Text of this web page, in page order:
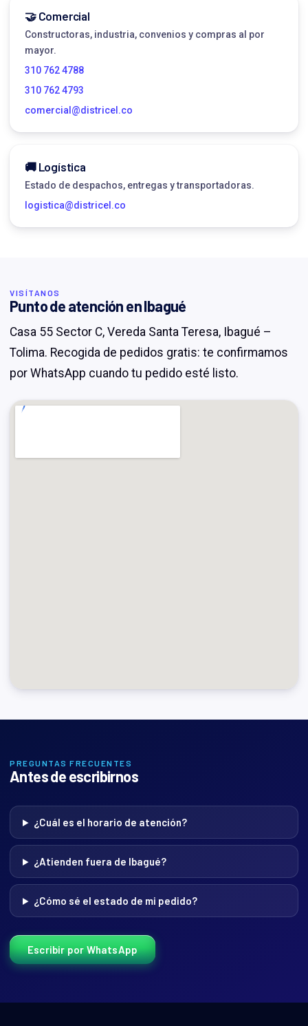
🤝 Comercial
Constructoras, industria, convenios y compras al por
mayor.
310 762 4788
310 762 4793
comercial@districel.co
🚚 Logística
Estado de despachos, entregas y transportadoras.
logistica@districel.co
VISÍTANOS
Punto de atención en Ibagué
Casa 55 Sector C, Vereda Santa Teresa, Ibagué –
Tolima. Recogida de pedidos gratis: te confirmamos
por WhatsApp cuando tu pedido esté listo.
PREGUNTAS FRECUENTES
Antes de escribirnos
¿Cuál es el horario de atención?
¿Atienden fuera de Ibagué?
¿Cómo sé el estado de mi pedido?
Escribir por WhatsApp